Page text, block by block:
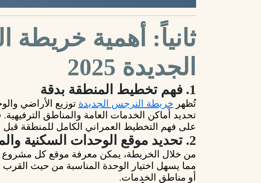
ثانياً: أهمية
الجديدة 2025
1. فهم تخطيط المنطقة بدقة
تُظهر خريطة النرجس الجديدة توزيع الأراضي
تحديد أماكن الخدمات العامة والمناطق
على فهم التخطيط العمراني الكامل للمنطقة قبل
2. تحديد موقع الوحدات السكنية والمشروعات
من خلال الخريطة، يمكن معرفة موقع كل مشروع
مما يسهل اختيار الوحدة المناسبة من حيث
أو مناطق الخدمات.